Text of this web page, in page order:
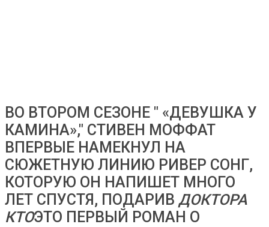
ВО ВТОРОМ СЕЗОНЕ " «ДЕВУШКА У
КАМИНА»," СТИВЕН МОФФАТ
ВПЕРВЫЕ НАМЕКНУЛ НА
СЮЖЕТНУЮ ЛИНИЮ РИВЕР СОНГ,
КОТОРУЮ ОН НАПИШЕТ МНОГО
ЛЕТ СПУСТЯ, ПОДАРИВ ДОКТОРА
КТОЭТО ПЕРВЫЙ РОМАН О